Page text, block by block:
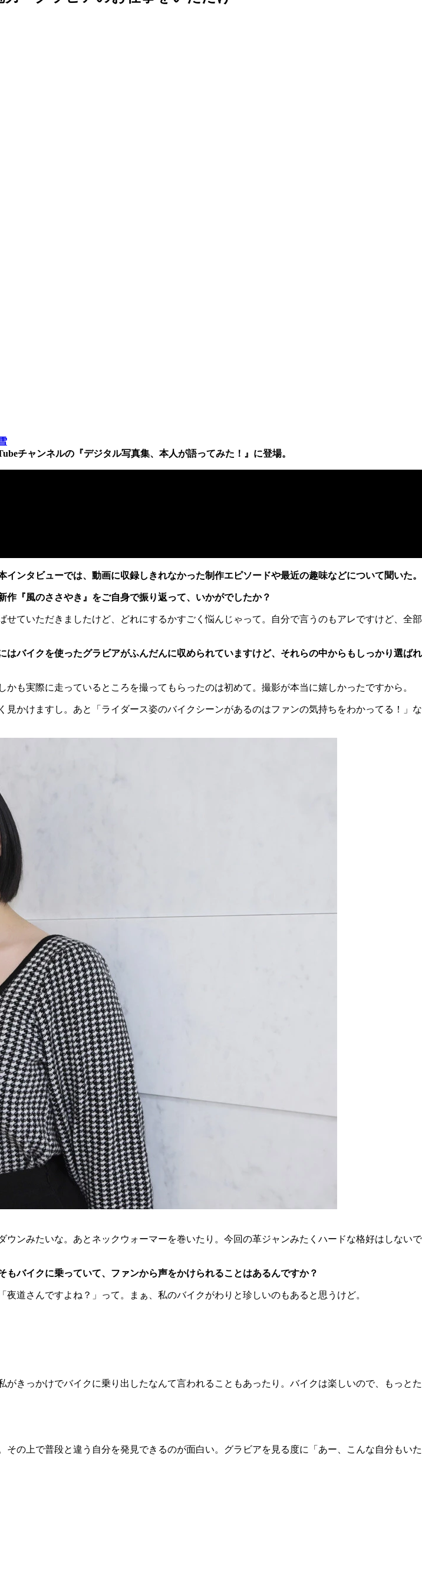
チャンネルの『デジタル写真集、本人が語ってみた！』に登場。
インタビューでは、動画に収録しきれなかった制作エピソードや最近の趣味などについて聞いた。
『風のささやき』をご自身で振り返って、いかがでしたか？
ていただきましたけど、どれにするかすごく悩んじゃって。自分で言うのもアレですけど、全部
バイクを使ったグラビアがふんだんに収められていますけど、それらの中からもしっかり選ばれ
も実際に走っているところを撮ってもらったのは初めて。撮影が本当に嬉しかったですから。
かけますし。あと「ライダース姿のバイクシーンがあるのはファンの気持ちをわかってる！」な
ンみたいな。あとネックウォーマーを巻いたり。今回の革ジャンみたくハードな格好はしないで
バイクに乗っていて、ファンから声をかけられることはあるんですか？
道さんですよね？」って。まぁ、私のバイクがわりと珍しいのもあると思うけど。
きっかけでバイクに乗り出したなんて言われることもあったり。バイクは楽しいので、もっとた
の上で普段と違う自分を発見できるのが面白い。グラビアを見る度に「あー、こんな自分もいた